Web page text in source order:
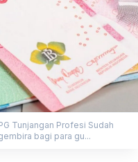
Tunjangan Profesi Sudah
bagi para gu...